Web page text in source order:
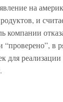
на
и
в
для